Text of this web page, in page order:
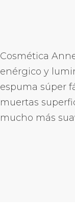
Cosmética
enérgico y
espuma súper
muertas
mucho más